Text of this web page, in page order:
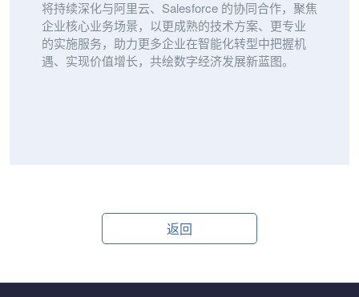
将持续深化与阿里云、Salesforce 的协同合作，聚焦
企业核心业务场景，以更成熟的技术方案、更专业
的实施服务，助力更多企业在智能化转型中把握机
遇、实现价值增长，共绘数字经济发展新蓝图。
返回